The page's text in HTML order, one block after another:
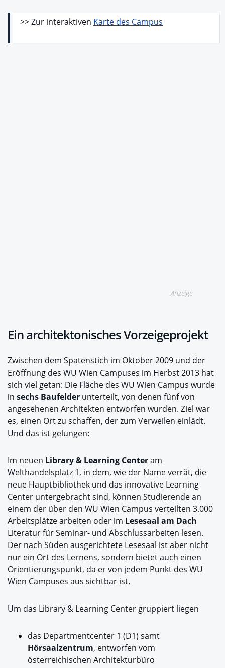
>> Zur interaktiven Karte des Campus
Anzeige
Ein architektonisches Vorzeigeprojekt
Zwischen dem Spatenstich im Oktober 2009 und der
Eröffnung des WU Wien Campuses im Herbst 2013 hat
sich viel getan: Die Fläche des WU Wien Campus wurde
in sechs Baufelder unterteilt, von denen fünf von
angesehenen Architekten entworfen wurden. Ziel war
es, einen Ort zu schaffen, der zum Verweilen einlädt.
Und das ist gelungen:
Im neuen Library & Learning Centeram
Welthandelsplatz 1, in dem, wie der Name verrät, die
neue Hauptbibliothek und das innovative Learning
Center untergebracht sind, können Studierende an
einem der über den WU Wien Campus verteilten 3.000
Arbeitsplätze arbeiten oder im Lesesaal am Dach
Literatur für Seminar- und Abschlussarbeiten lesen.
Der nach Süden ausgerichtete Lesesaal ist aber nicht
nur ein Ort des Lernens, sondern bietet auch einen
Orientierungspunkt, da er von jedem Punkt des WU
Wien Campuses aus sichtbar ist.
Um das Library & Learning Center gruppiert liegen
das Departmentcenter 1 (D1) samt
Hörsaalzentrum, entworfen vom
österreichischen Architekturbüro